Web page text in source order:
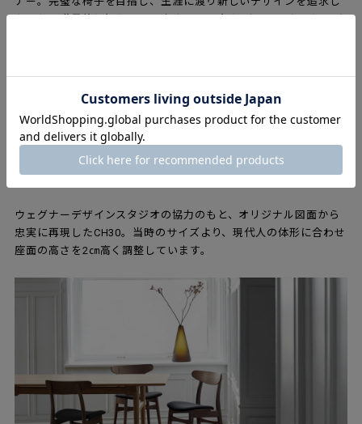
としての気質が伺える、ウェグナーならではの意匠も随所に見ら
れます。そして相まって素晴らしいコンフォートを生み出す、成
形合板製のゆったりとした座面と緩やかな曲線を描くオバール形
の背もたれ。CH30は機能と美しさを備えた、デニッシュモダンを
ウェグナーデザインスタジオの協力のもと、オリジナル図面から
忠実に再現したCH30。当時のサイズより、現代人の体形に合わせ
座面の高さを2㎝高く調整しています。